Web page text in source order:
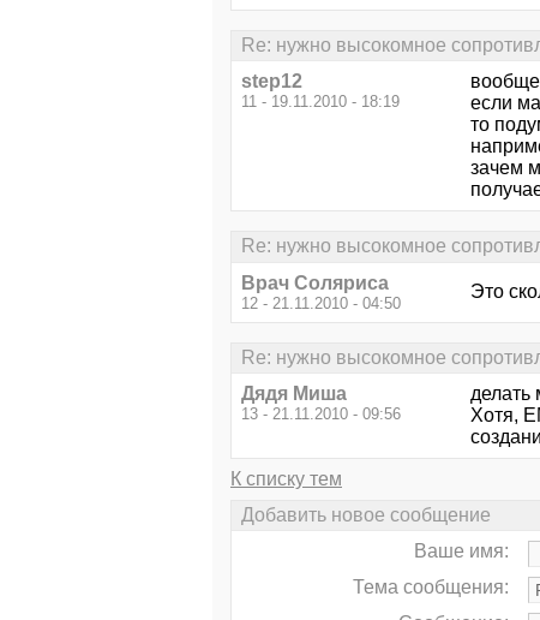
Re: нужно высокомное
step12
11 - 19.11.2010 - 18:19
вообще
если
то
зачем
Re: нужно высокомное
Врач Соляриса
12 - 21.11.2010 - 04:50
Это
Re: нужно высокомное
Дядя Миша
13 - 21.11.2010 - 09:56
делать
Хотя,
К списку тем
Добавить новое сообщение
Ваше имя:
Тема сообщения: